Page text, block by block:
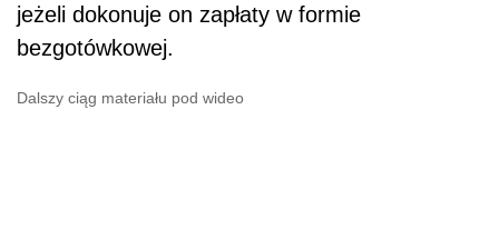
jeżeli dokonuje on zapłaty w formie
bezgotówkowej.
Dalszy ciąg materiału pod wideo